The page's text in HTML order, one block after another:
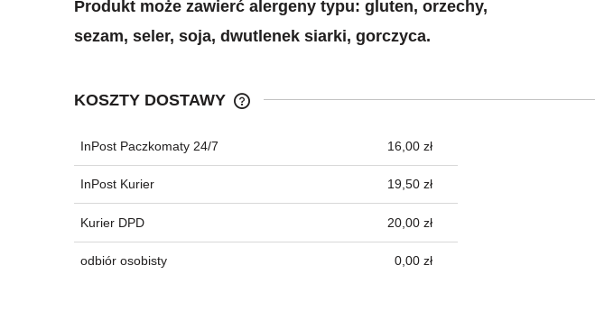
Produkt może zawierć alergeny typu: gluten, orzechy,
sezam, seler, soja, dwutlenek siarki, gorczyca.
KOSZTY DOSTAWY
CENA NIE ZAWIERA EWENTUALNYCH
KOSZTÓW PŁATNOŚCI
InPost Paczkomaty 24/7 16,00 zł
InPost Kurier 19,50 zł
Kurier DPD 20,00 zł
odbiór osobisty 0,00 zł